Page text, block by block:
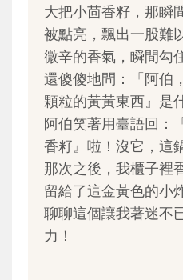
大把小茴香籽，那瞬
被點亮，飄出一股難
微辛的香氣，瞬間勾
還傻傻地問：「阿伯
顆粒的黃黃東西』是
阿伯笑著用臺語回：
香籽』啦！沒它，這
那次之後，我櫃子裡
留給了這金黃色的小
聊聊這個讓我著迷不
力！